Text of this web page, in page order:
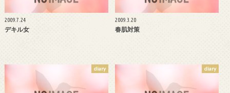
2009.7.24
デキル女
2009.3.20
春肌対策
diary diary